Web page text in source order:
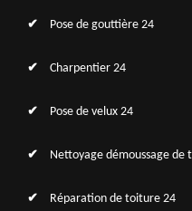
Pose de gouttière 24
Charpentier 24
Pose de velux 24
Nettoyage démoussage de
Réparation de toiture 24